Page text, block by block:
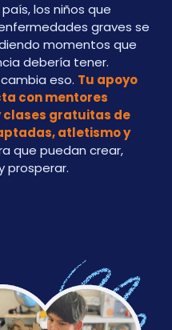
los niños que
graves se
momentos que
debería tener.
eso. Tu apoyo
con mentores
clases gratuitas de
atletismo y
que puedan crear,
prosperar.